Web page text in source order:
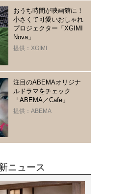
おうち時間が映画館に！
小さくて可愛いおしゃれ
プロジェクター「XGIMI
Nova」
提供：XGIMI
注目のABEMAオリジナ
ルドラマをチェック
「ABEMA／Cafe」
提供：ABEMA